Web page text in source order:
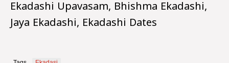
Ekadashi Upavasam, Bhishma Ekadashi,
Jaya Ekadashi, Ekadashi Dates